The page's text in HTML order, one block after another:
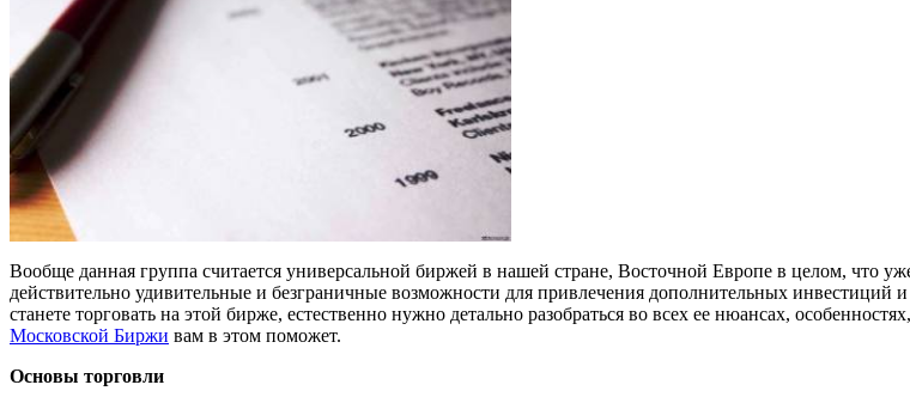
Вообще данная группа считается универсальной биржей в нашей стране, Восточной Европе в целом, что
действительно удивительные и безграничные возможности для привлечения дополнительных
станете торговать на этой бирже, естественно нужно детально разобраться во всех ее нюансах,
Московской Биржи вам в этом поможет.
Основы торговли